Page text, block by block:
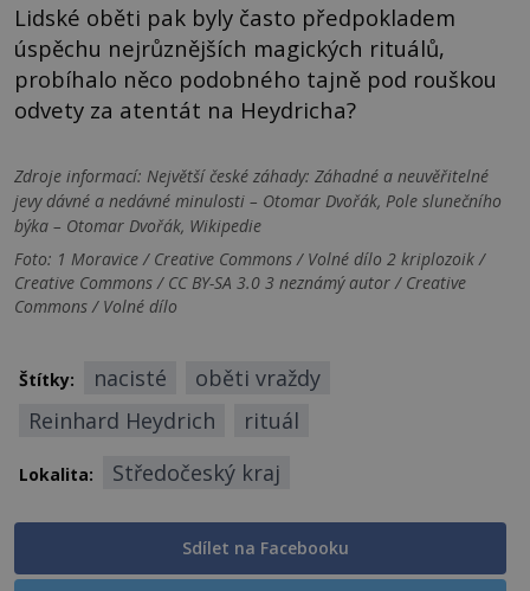
Lidské oběti pak byly často předpokladem
úspěchu nejrůznějších magických rituálů,
probíhalo něco podobného tajně pod rouškou
odvety za atentát na Heydricha?
Zdroje informací: Největší české záhady: Záhadné a neuvěřitelné
jevy dávné a nedávné minulosti – Otomar Dvořák, Pole slunečního
býka – Otomar Dvořák, Wikipedie
Foto: 1 Moravice / Creative Commons / Volné dílo 2 kriplozoik /
Creative Commons / CC BY-SA 3.0 3 neznámý autor / Creative
Commons / Volné dílo
Štítky: nacisté
oběti vraždy
Reinhard Heydrich
rituál
Lokalita: Středočeský kraj
Sdílet na Facebooku